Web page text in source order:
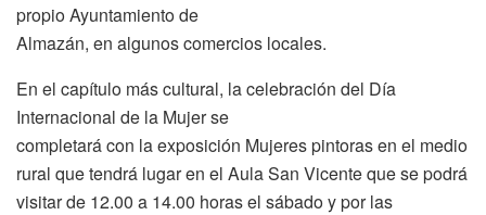
propio Ayuntamiento de
Almazán, en algunos comercios locales.
En el capítulo más cultural, la celebración del Día
Internacional de la Mujer se
completará con la exposición Mujeres pintoras en el medio
rural que tendrá lugar en el Aula San Vicente que se podrá
visitar de 12.00 a 14.00 horas el sábado y por las